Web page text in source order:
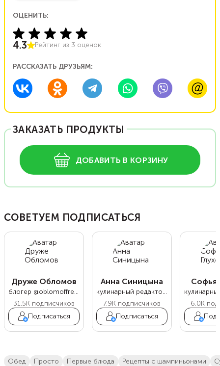
ОЦЕНИТЬ:
4.3 Рейтинг из 3 оценок
РАССКАЗАТЬ ДРУЗЬЯМ:
ЗАКАЗАТЬ ПРОДУКТЫ
ДОБАВИТЬ В КОРЗИНУ
СОВЕТУЕМ ПОДПИСАТЬСЯ
Друже Обломов
блогер @oblomoffrecipe
31.5K подписчиков
Подписаться
Анна Синицына
кулинарный редактор Food.ru
7.9K подписчиков
Подписаться
Софья
6.0K
обед просто первые блюда рецепты с шампиньонами